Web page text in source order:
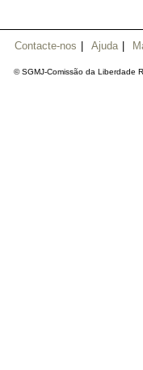
Contacte-nos | Ajuda |
© SGMJ-Comissão da Liberdade